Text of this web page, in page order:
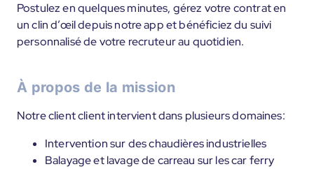
Postulez en quelques minutes, gérez votre contrat en
un clin d’œil depuis notre app et bénéficiez du suivi
personnalisé de votre recruteur au quotidien.
À propos de la mission
Notre client client intervient dans plusieurs domaines:
Intervention sur des chaudières industrielles
Balayage et lavage de carreau sur les car ferry